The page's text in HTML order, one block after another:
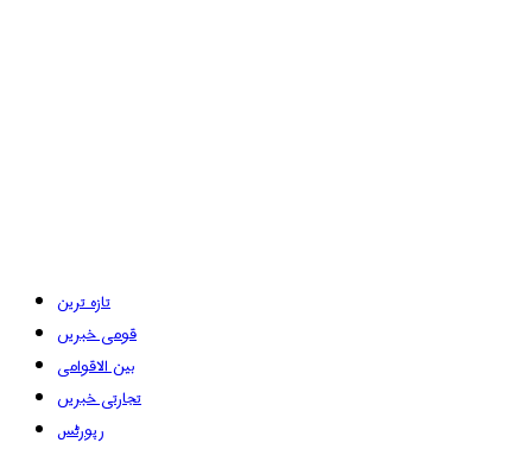
تازہ ترین
قومی خبریں
بین الاقوامی
تجارتی خبریں
رپورٹس